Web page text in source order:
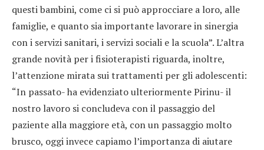
questi bambini, come ci si può approcciare a loro, alle
famiglie, e quanto sia importante lavorare in sinergia
con i servizi sanitari, i servizi sociali e la scuola”. L’altra
grande novità per i fisioterapisti riguarda, inoltre,
l’attenzione mirata sui trattamenti per gli adolescenti:
“In passato- ha evidenziato ulteriormente Pirinu- il
nostro lavoro si concludeva con il passaggio del
paziente alla maggiore età, con un passaggio molto
brusco, oggi invece capiamo l’importanza di aiutare